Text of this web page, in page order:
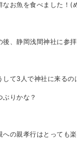
なお魚を食べました！ (
後、静岡浅間神社に参拝
して3 人で神社に来るの
ぶりかな？
への親孝行はとっても楽